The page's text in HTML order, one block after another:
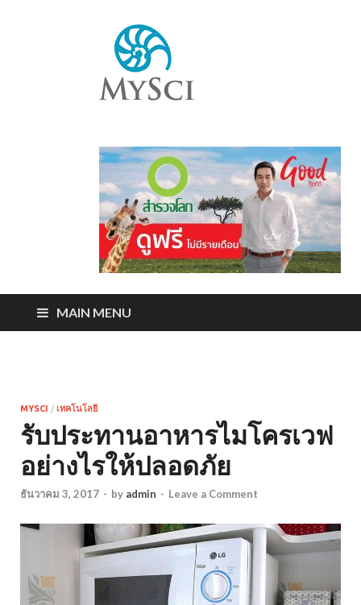
MAIN MENU
MYSCI / เทคโนโลยี
รับประทานอาหารไมโครเวฟ
อย่างไรให้ปลอดภัย
ธันวาคม 3, 2017 - by admin - Leave a Comment